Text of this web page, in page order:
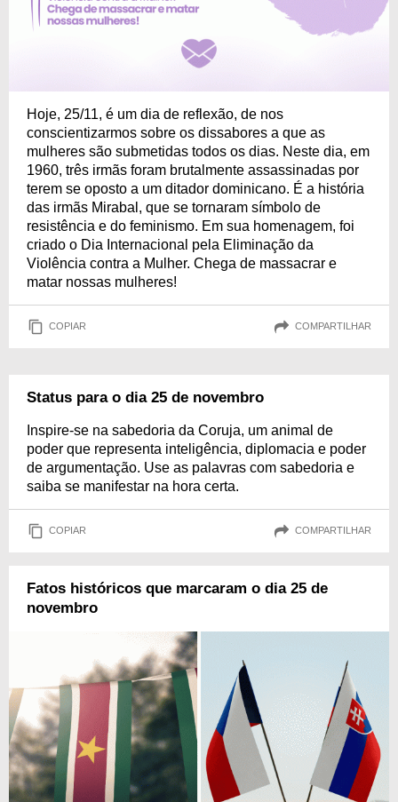
Hoje, 25/11, é um dia de reflexão, de nos
conscientizarmos sobre os dissabores a que as
mulheres são submetidas todos os dias. Neste dia, em
1960, três irmãs foram brutalmente assassinadas por
terem se oposto a um ditador dominicano. É a história
das irmãs Mirabal, que se tornaram símbolo de
resistência e do feminismo. Em sua homenagem, foi
criado o Dia Internacional pela Eliminação da
Violência contra a Mulher. Chega de massacrar e
matar nossas mulheres!
COPIAR COMPARTILHAR
Status para o dia 25 de novembro
Inspire-se na sabedoria da Coruja, um animal de
poder que representa inteligência, diplomacia e poder
de argumentação. Use as palavras com sabedoria e
saiba se manifestar na hora certa.
COPIAR COMPARTILHAR
Fatos históricos que marcaram o dia 25 de
novembro